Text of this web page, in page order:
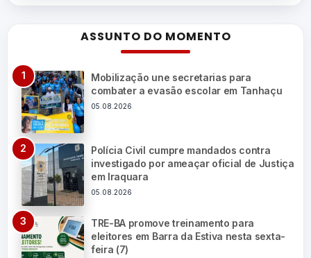
ASSUNTO DO MOMENTO
Mobilização une secretarias para
combater a evasão escolar em Tanhaçu
05.08.2026
Polícia Civil cumpre mandados contra
investigado por ameaçar oficial de Justiça
em Iraquara
05.08.2026
TRE-BA promove treinamento para
eleitores em Barra da Estiva nesta sexta-
feira (7)